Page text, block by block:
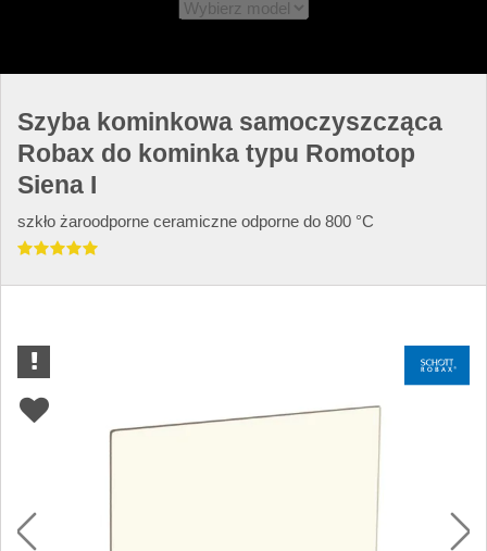
Szyba kominkowa samoczyszcząca
Robax do kominka typu Romotop
Siena I
szkło żaroodporne ceramiczne odporne do 800 °C